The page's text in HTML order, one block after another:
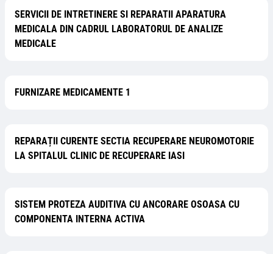
SERVICII DE INTRETINERE SI REPARATII APARATURA
MEDICALA DIN CADRUL LABORATORUL DE ANALIZE
MEDICALE
FURNIZARE MEDICAMENTE 1
REPARAȚII CURENTE SECTIA RECUPERARE NEUROMOTORIE
LA SPITALUL CLINIC DE RECUPERARE IASI
SISTEM PROTEZA AUDITIVA CU ANCORARE OSOASA CU
COMPONENTA INTERNA ACTIVA